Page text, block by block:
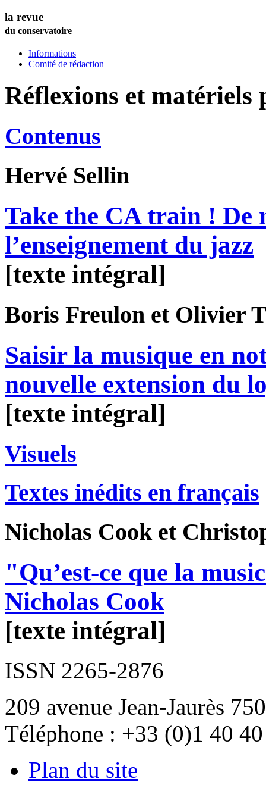
la revue
du conservatoire
Informations
Comité de rédaction
Réflexions et matériels
Contenus
Hervé Sellin
Take the CA train ! De
l’enseignement du jazz
[texte intégral]
Boris Freulon et Olivier
Saisir la musique en
nouvelle extension du
[texte intégral]
Visuels
Textes inédits en français
Nicholas Cooket
"Qu’est-ce que la
Nicholas Cook
[texte intégral]
ISSN 2265-2876
209 avenue Jean-Jaurès
Téléphone : +33 (0)1 40
Plan du site